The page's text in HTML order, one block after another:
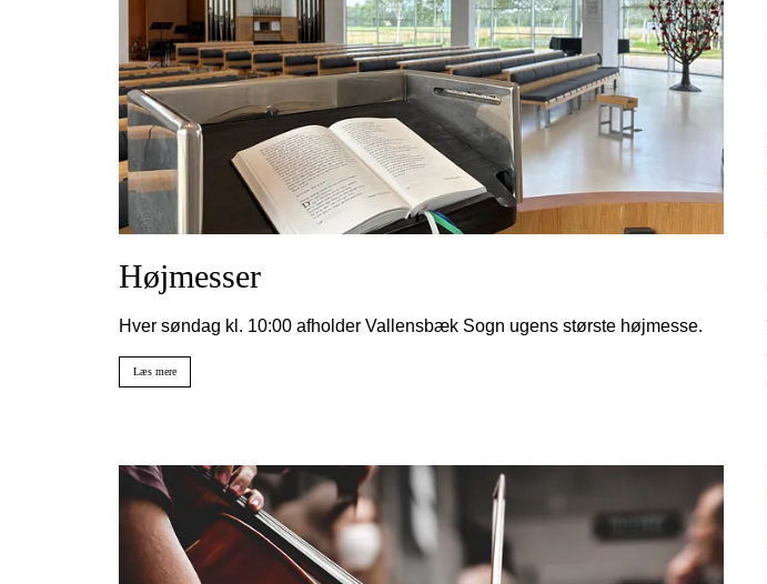
Højmesser
Hver søndag kl. 10:00 afholder Vallensbæk Sogn ugens største højmesse.
Læs mere